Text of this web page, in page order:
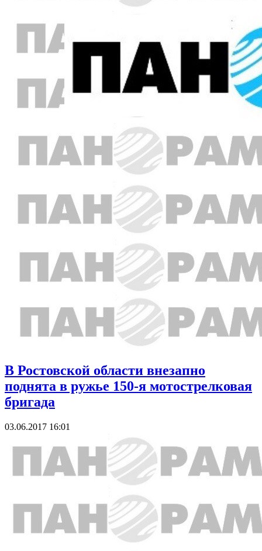
В Ростовской области внезапно
поднята в ружье 150-я мотострелковая
бригада
03.06.2017 16:01